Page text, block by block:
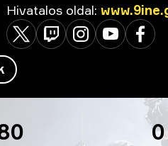
Hivatalos oldal:
0